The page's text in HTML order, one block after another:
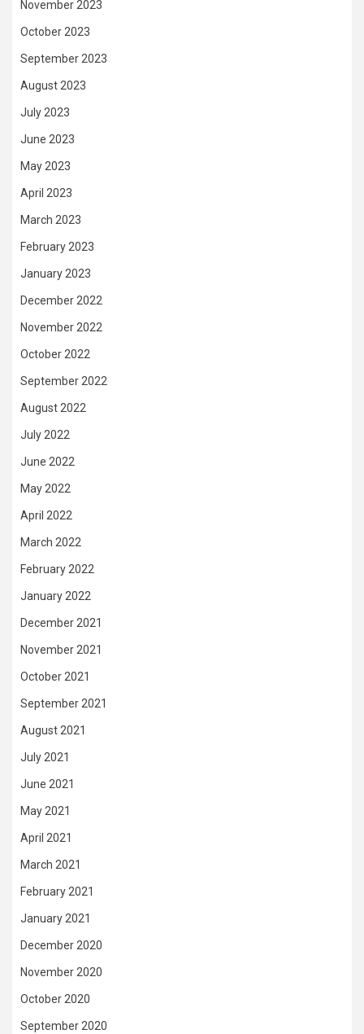
November 2023
October 2023
September 2023
August 2023
July 2023
June 2023
May 2023
April 2023
March 2023
February 2023
January 2023
December 2022
November 2022
October 2022
September 2022
August 2022
July 2022
June 2022
May 2022
April 2022
March 2022
February 2022
January 2022
December 2021
November 2021
October 2021
September 2021
August 2021
July 2021
June 2021
May 2021
April 2021
March 2021
February 2021
January 2021
December 2020
November 2020
October 2020
September 2020